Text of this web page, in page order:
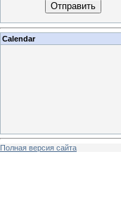
Отправить
Calendar
Полная версия сайта